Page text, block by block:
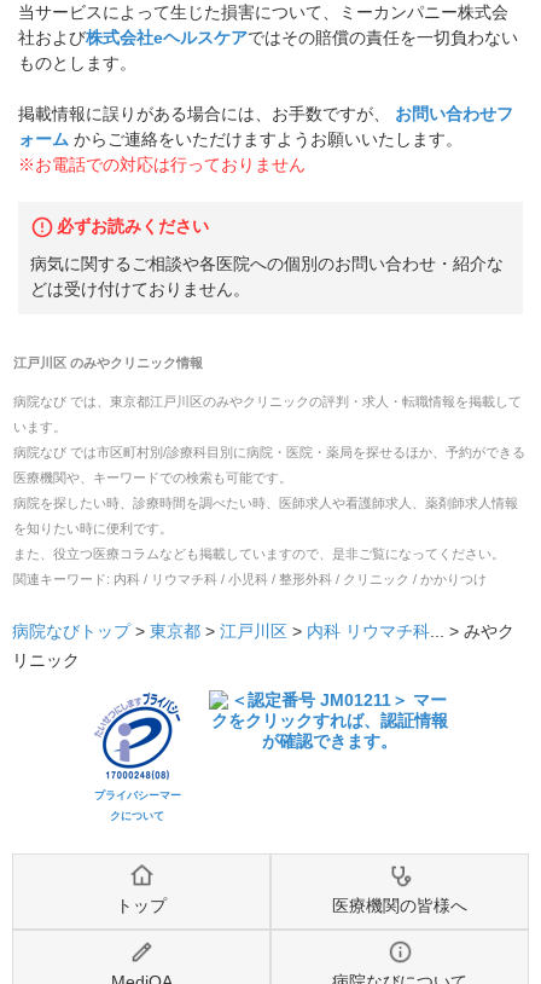
当サービスによって生じた損害について、ミーカンパニー株式会
社および株式会社eヘルスケアではその賠償の責任を一切負わない
ものとします。
掲載情報に誤りがある場合には、お手数ですが、
お問い合わせフ
ォーム からご連絡をいただけますようお願いいたします。
※お電話での対応は行っておりません
必ずお読みください
病気に関するご相談や各医院への個別のお問い合わせ・紹介な
どは受け付けておりません。
江戸川区のみやクリニック情報
病院なび では、 東京都江戸川区のみやクリニックの評判・求人・転職情報を掲載して
います。
病院なび では市区町村別/診療科目別に病院・医院・薬局を探せるほか、予約ができる
医療機関や、キーワードでの検索も可能です。
病院を探したい時、診療時間を調べたい時、医師求人や看護師求人、薬剤師求人情報
を知りたい時に便利です。
また、役立つ医療コラムなども掲載していますので、是非ご覧になってください。
関連キーワード: 内科 / リウマチ科 / 小児科 / 整形外科 / クリニック / かかりつけ
病院なびトップ> 東京都 > 江戸川区 > 内科 リウマチ科 ... > みやク
リニック
プライバシーマー
クについて
トップ 医療機関の皆様へ